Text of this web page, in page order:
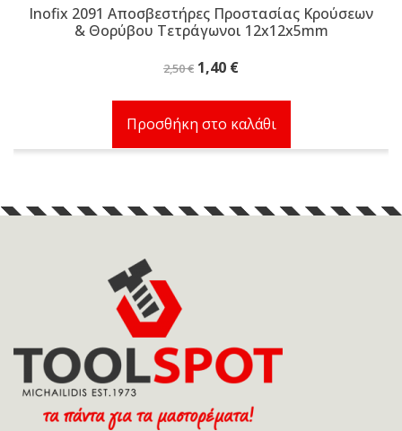
Inofix 2091 Αποσβεστήρες Προστασίας Κρούσεων
& Θορύβου Τετράγωνοι 12x12x5mm
2,50€ Original
2,50 €.
1,40 €Η
είναι:
1,40 €.
Προσθήκη στο καλάθι